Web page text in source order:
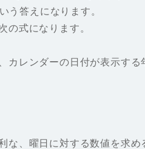
う答えになります。
の式になります。
カレンダーの日付が表示す
な、曜日に対する数値を求